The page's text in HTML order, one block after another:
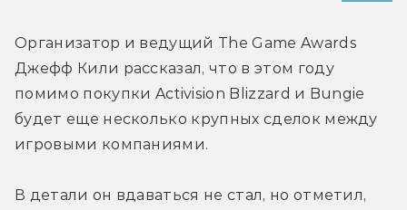
Организатор и ведущий The Game Awards
Джефф Кили рассказал, что в этом году
помимо покупки Activision Blizzard и Bungie
будет еще несколько крупных сделок между
игровыми компаниями.
В детали он вдаваться не стал, но отметил,